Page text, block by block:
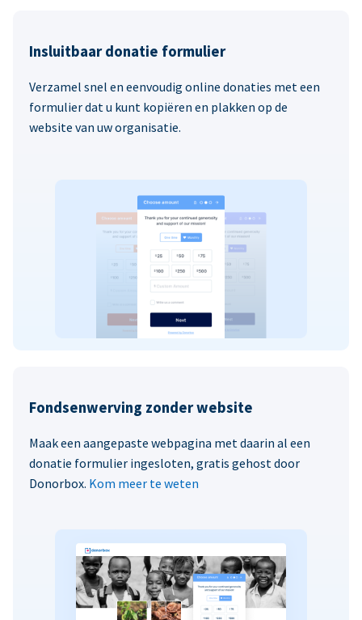
Insluitbaar donatie formulier
Verzamel snel en eenvoudig online donaties met een
formulier dat u kunt kopiëren en plakken op de
website van uw organisatie.
Fondsenwerving zonder website
Maak een aangepaste webpagina met daarin al een
donatie formulier ingesloten, gratis gehost door
Donorbox. Kom meer te weten